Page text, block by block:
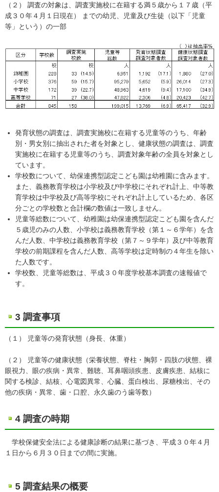
（２） 調査の対象は、調査実施校に在籍する満５歳から１７歳（平
成３０年４月１日現在） までの幼児、児童及び生徒（以下「児童
等」という）の一部
発育状態の調査は、調査実施校に在籍する児童等のうち、年齢
別・男女別に抽出された者を対象とし、健康状態の調査は、調査
実施校に在籍する児童等のうち、調査対象年齢の全員を対象とし
ています。
学校数について、幼保連携型認定こども園は幼稚園に含みます。
また、義務教育学校は小学校及び中学校にそれぞれ計上、中等教
育学校は中学校及び高等学校にそれぞれ計上しているため、各区
分ごとの学校数と合計欄の数値は一致しません。
児童等総数について、幼稚園は幼保連携型認定こども園を含んだ
５歳児のみの人数、小学校は義務教育学校（第１～６学年）を含
んだ人数、中学校は義務教育学校（第７～９学年）及び中等教育
学校の前期課程を含んだ人数、高等学校は定時制の４年生を除い
た人数です。
学校数、児童等総数は、平成３０年度学校基本調査の速報値で
す。
3 調査事項
（１） 児童等の発育状態（身長、体重）
（２） 児童等の健康状態（栄養状態、脊柱・胸郭・四肢の状態、裸
眼視力、眼の疾病・異常、難聴、耳鼻咽頭疾患、皮膚疾患、結核に
関する検診、結核、心電図異常、心臓、蛋白検出、尿糖検出、その
他の疾病・異常、歯・口腔、永久歯のう歯等数）
4 調査の時期
学校保健安全法による健康診断の結果に基づき、平成３０年４月
１日から６月３０日までの間に実施。
5 調査結果の概要